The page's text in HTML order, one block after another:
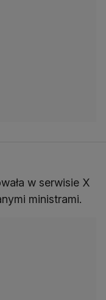
w serwisie X
ministrami.